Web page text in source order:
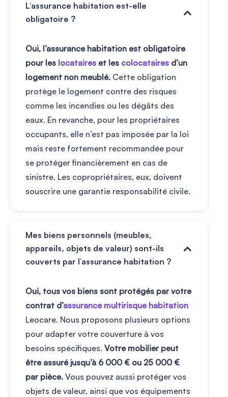
L’assurance habitation est-elle
obligatoire ?
Oui, l’assurance habitation est obligatoire
pour les locataires et les colocataires d’un
logement non meublé. Cette obligation
protège le logement contre des risques
comme les incendies ou les dégâts des
eaux. En revanche, pour les propriétaires
occupants, elle n’est pas imposée par la loi
mais reste fortement recommandée pour
se protéger financièrement en cas de
sinistre. Les copropriétaires, eux, doivent
souscrire une garantie responsabilité civile.
Mes biens personnels (meubles,
appareils, objets de valeur) sont-ils
couverts par l’assurance habitation ?
Oui, tous vos biens sont protégés par votre
contrat d’assurance multirisque habitation
Leocare. Nous proposons plusieurs options
pour adapter votre couverture à vos
besoins spécifiques. Votre mobilier peut
être assuré jusqu’à 6 000 € ou 25 000 €
par pièce. Vous pouvez aussi protéger vos
objets de valeur, ainsi que vos équipements